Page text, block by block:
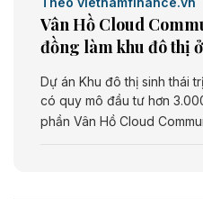
Vân Hồ Cloud
đồng làm khu đô thị
Dự án Khu đô thị sinh thái
có quy mô đầu tư hơn
phần Vân Hồ Cloud